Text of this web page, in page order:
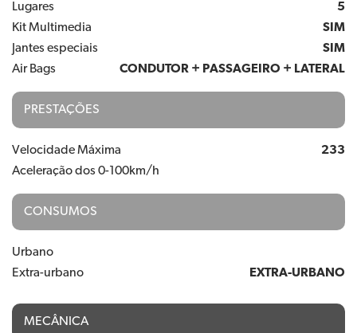
Lugares
5
Kit Multimedia
SIM
Jantes especiais
SIM
Air Bags
CONDUTOR + PASSAGEIRO + LATERAL
PRESTAÇÕES
Velocidade Máxima
233
Aceleração dos 0-100km/h
CONSUMOS
Urbano
Extra-urbano
EXTRA-URBANO
MECÂNICA